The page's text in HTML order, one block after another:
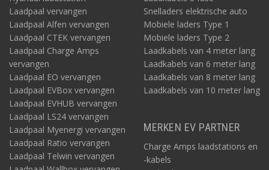
Laadpaal vervangen
Laadpaal Alfen vervangen
Laadpaal CTEK vervangen
Laadpaal Charge Amps
vervangen
Laadpaal EO vervangen
Laadpaal EVBox vervangen
Laadpaal EVHUB vervangen
Laadpaal LS24 vervangen
Laadpaal Myenergi vervangen
Laadpaal Ratio vervangen
Laadpaal Telwin vervangen
Snelladers elektrische auto
Mobiele laders Type 1
Mobiele laders Type 2
Laadkabels van 4 meter lang
Laadkabels van 6 meter lang
Laadkabels van 8 meter lang
Laadkabels van 10 meter lang
MERKEN EV PARTNER
Charge Amps laadstations en
-kabels